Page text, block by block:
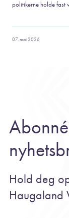
politikerne holde fast
07. mai 2026
Hold deg
Haugaland